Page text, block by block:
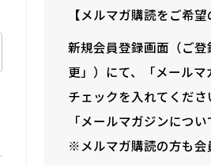
【メルマガ購読をご希望
新規会員登録画面（ご
更」）にて、「メール
チェックを入れてくださ
「メールマガジンにつ
※メルマガ購読の方も会